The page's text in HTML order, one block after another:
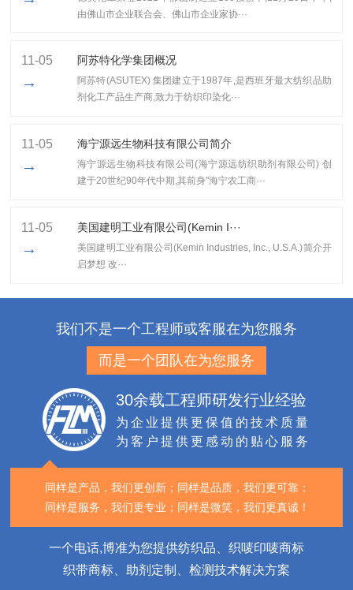
由佛山市企业联合会、佛山市企业家协···
11-05
→
阿苏特化学集团概况
阿苏特(ASUTEX) 集团建立于1987年,是西班牙最大纺织品助
剂化工产品生产商,致力于纺织印染化···
11-05
→
海宁源远生物科技有限公司简介
海宁源远生物科技有限公司(海宁源远纺织助剂有限公司) 创
建于20世纪90年代中期,其前身"海宁农工商···
11-05
→
美国建明工业有限公司(Kemin I···
美国建明工业有限公司(Kemin Industries, Inc., U.S.A.)简介开
启梦想 改···
我们不是一个工程师或客服在为您服务
而是一个团队在为您服务
30余载工程师研发行业经验
为企业提供更保值的技术质量
为客户提供更感动的贴心服务
同样是产品，我们更创新； 同样是品质，我们更可靠；
同样是服务，我们更专业； 同样是微笑，我们更真诚！
一个电话,博准为您提供纺织品、织唛印唛商标
织带商标、助剂定制、检测技术解决方案